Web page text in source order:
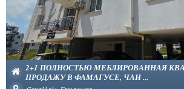
2+1 ПОЛНОСТЬЮ МЕБЛИРОВАННАЯ
ПРОДАЖУ В ФАМАГУСЕ, ЧАН ...